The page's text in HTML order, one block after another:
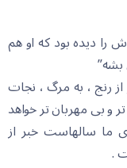
را دیده بود که او هم
بشه”
رنج ، به مرگ ، نجات
و بی مهربان تر خواهد
ما سالهاست خبر از
.